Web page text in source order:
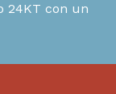
24KT con un